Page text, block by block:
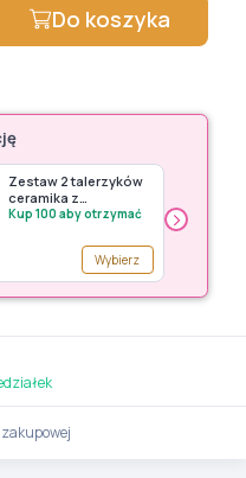
Do koszyka
Zestaw 2 talerzyków
ceramika z
Bolesławca - premia
Kup 100 aby otrzymać
Wybierz
›